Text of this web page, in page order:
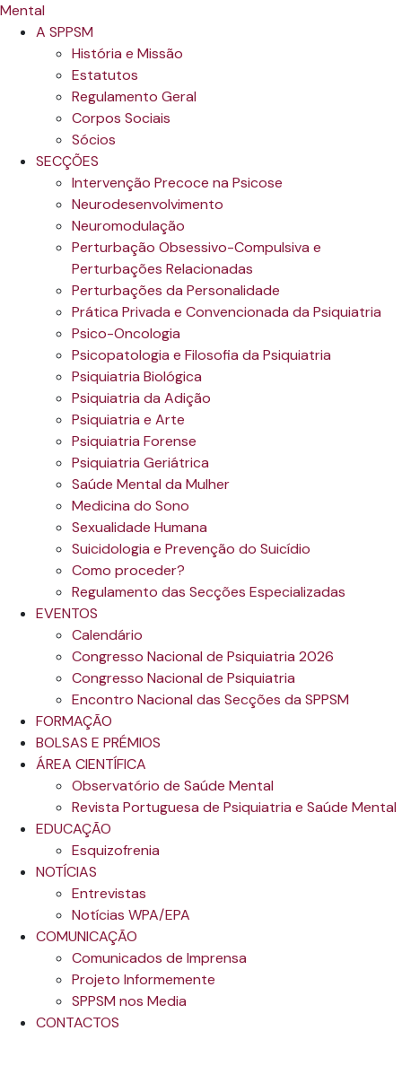
A SPPSM
História e Missão
Estatutos
Regulamento Geral
Corpos Sociais
Sócios
SECÇÕES
Intervenção Precoce na Psicose
Neurodesenvolvimento
Neuromodulação
Perturbação Obsessivo-Compulsiva e
Perturbações Relacionadas
Perturbações da Personalidade
Prática Privada e Convencionada da Psiquiatria
Psico-Oncologia
Psicopatologia e Filosofia da Psiquiatria
Psiquiatria Biológica
Psiquiatria da Adição
Psiquiatria e Arte
Psiquiatria Forense
Psiquiatria Geriátrica
Saúde Mental da Mulher
Medicina do Sono
Sexualidade Humana
Suicidologia e Prevenção do Suicídio
Como proceder?
Regulamento das Secções Especializadas
EVENTOS
Calendário
Congresso Nacional de Psiquiatria 2026
Congresso Nacional de Psiquiatria
Encontro Nacional das Secções da SPPSM
FORMAÇÃO
BOLSAS E PRÉMIOS
ÁREA CIENTÍFICA
Observatório de Saúde Mental
Revista Portuguesa de Psiquiatria e Saúde Mental
EDUCAÇÃO
Esquizofrenia
NOTÍCIAS
Entrevistas
Notícias WPA/EPA
COMUNICAÇÃO
Comunicados de Imprensa
Projeto Informemente
SPPSM nos Media
CONTACTOS